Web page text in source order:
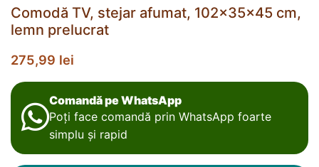
Comodă TV, stejar afumat, 102x35x45 cm,
lemn prelucrat
275,99 lei
Comandă pe WhatsApp
Poți face comandă prin WhatsApp foarte
simplu și rapid